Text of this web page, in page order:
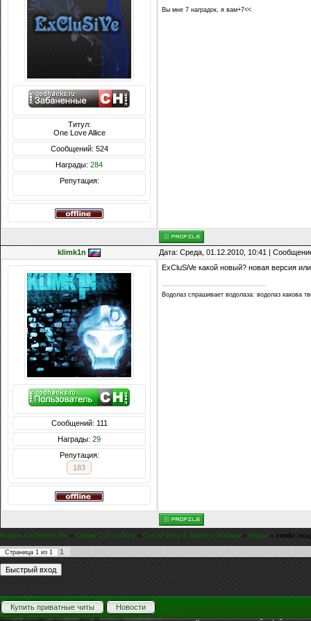
Титул:
One Love Allice
Сообщений: 524
Награды: 284
Репутация:
Вы мне 7 наградок, я вам+7<<
klimk1n Дата: Среда, 01.12.2010, 10:41 |
Сообщений: 111
Награды: 29
Репутация:
183
ExCluSiVe какой новый? новая версия
Водолаз спрашивает водолаза: водолаз какова
Форум CoDHacks.Ru » Серия Call of Duty » Call of Duty 4: Modern Warfare » Моды » zombi
Страница 1 из 1 1
Купить приватные читы Новости